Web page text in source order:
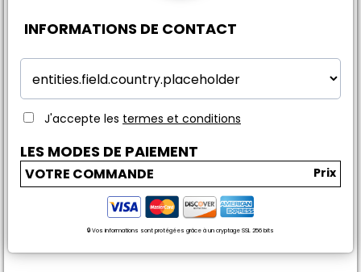
INFORMATIONS DE CONTACT
J'accepte les termes et conditions
LES MODES DE PAIEMENT
VOTRE COMMANDE Prix
🔒 Vos informations sont protégées grâce à un cryptage SSL 256 bits